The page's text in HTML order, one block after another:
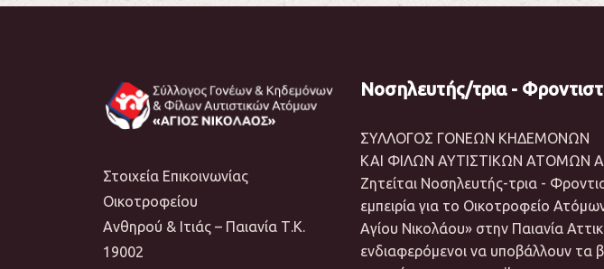
Στοιχεία Επικοινωνίας
Οικοτροφείου
Ανθηρού & Ιτιάς – Παιανία Τ.Κ.
19002
Νοσηλευτής/τρια -
ΣΥΛΛΟΓΟΣ ΓΟΝΕΩΝ ΚΗΔΕΜΟΝΩΝ
ΚΑΙ ΦΙΛΩΝ ΑΥΤΙΣΤΙΚΩΝ ΑΤΟΜΩΝ
Ζητείται Νοσηλευτής-τρια -
εμπειρία για το Οικοτροφείο
Αγίου Νικολάου» στην Παιανία
ενδιαφερόμενοι να υποβάλλουν τα